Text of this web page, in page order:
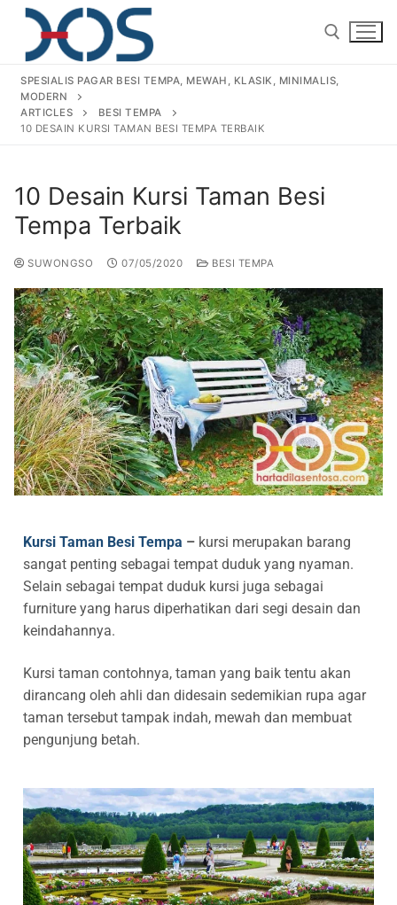
Home
About Us
Products
Pagar Besi Tempa Klasik
Railing Tangga Besi Tempa
Railing Balkon Besi Tempa Klasik
Kursi Taman Besi Tempa
Ornamen Besi Tempa Murah Jakarta
Tiang Lampu PJU Antik
Pengecoran Logam Jakarta
Alat Fitness Outdoor Murah
Gallery
Gallery Gambar Pagar Besi Tempa Mewah
Gallery Kursi Taman & Kursi Teras Besi Tempa
Gallery Railing Tangga Besi Tempa Klasik Mewah
Gallery Ranjang Besi Tempa Antik Mewah
Articles
Projects
Contact Us
SPESIALIS PAGAR BESI TEMPA, MEWAH, KLASIK, MINIMALIS,
MODERN
ARTICLES
BESI TEMPA
10 DESAIN KURSI TAMAN BESI TEMPA TERBAIK
10 Desain Kursi Taman Besi
Tempa Terbaik
SUWONGSO 07/05/2020 BESI TEMPA
Kursi Taman Besi Tempa – kursi merupakan barang
sangat penting sebagai tempat duduk yang nyaman.
Selain sebagai tempat duduk kursi juga sebagai
furniture yang harus diperhatikan dari segi desain dan
keindahannya.
Kursi taman contohnya, taman yang baik tentu akan
dirancang oleh ahli dan didesain sedemikian rupa agar
taman tersebut tampak indah, mewah dan membuat
pengunjung betah.